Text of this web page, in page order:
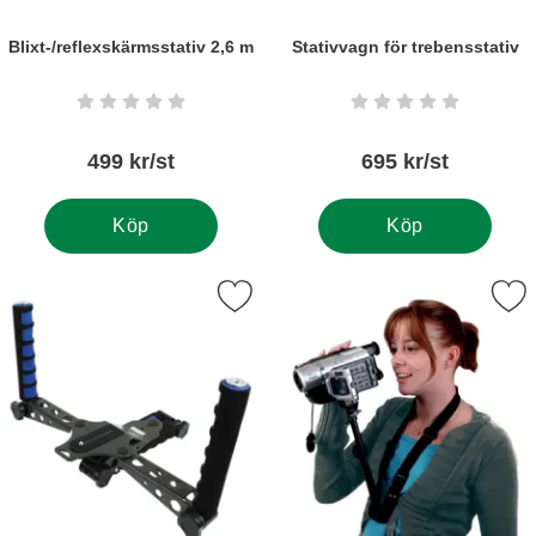
Blixt-/reflexskärmsstativ 2,6 m
Art. nr6215 Betyg: 0 stjärnor av 5
499 kr/st
Köp
Stativvagn för trebensstativ
Art. nr6239 Betyg: 0 stjärnor
695 kr/st
Köp
Markera axelrigg König DSLR-rigg som favoritMarkera nackstativ